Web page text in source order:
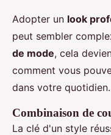
Adopter un look
peut sembler
de mode, cela
comment vous
dans votre quotidien.
Combinaison de
La clé d'un style